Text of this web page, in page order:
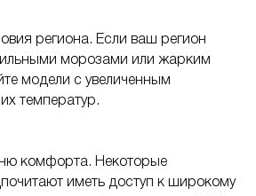
региона. Если ваш регион
морозами или жарким
модели с увеличенным
температур.
комфорта. Некоторые
иметь доступ к широкому